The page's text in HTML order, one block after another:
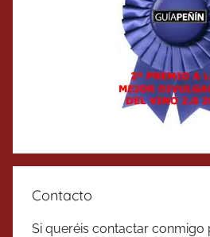
Contacto
Si queréis contactar conmigo